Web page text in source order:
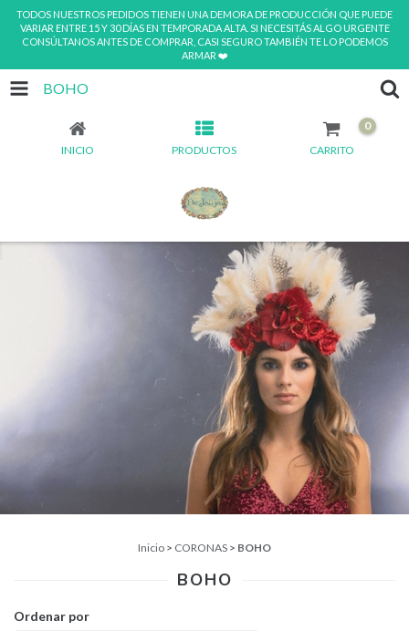
TODOS NUESTROS PEDIDOS TIENEN UNA DEMORA DE PRODUCCIÓN QUE PUEDE
VARIAR ENTRE 15 Y 30 DÍAS EN TEMPORADA ALTA. SI NECESITÁS ALGO URGENTE
CONSÚLTANOS ANTES DE COMPRAR, CASI SEGURO TAMBIÉN TE LO PODEMOS
ARMAR ❤️
BOHO
INICIO PRODUCTOS CARRITO
0
Inicio > CORONAS > BOHO
BOHO
Ordenar por